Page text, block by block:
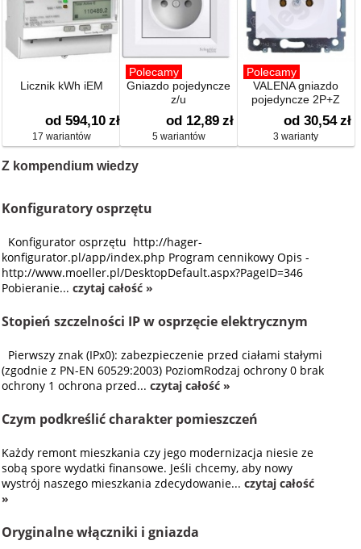
Licznik kWh iEM
od 594,10 zł
17 wariantów
Polecamy
Gniazdo pojedyncze
z/u
od 12,89 zł
5 wariantów
Polecamy
VALENA gniazdo
pojedyncze 2P+Z
od 30,54 zł
3 warianty
Z kompendium wiedzy
Konfiguratory osprzętu
Konfigurator osprzętu http://hager-
konfigurator.pl/app/index.php Program cennikowy Opis -
http://www.moeller.pl/DesktopDefault.aspx?PageID=346
Pobieranie...czytaj całość »
Stopień szczelności IP w osprzęcie elektrycznym
Pierwszy znak (IPx0): zabezpieczenie przed ciałami stałymi
(zgodnie z PN-EN 60529:2003) PoziomRodzaj ochrony 0 brak
ochrony 1 ochrona przed...czytaj całość »
Czym podkreślić charakter pomieszczeń
Każdy remont mieszkania czy jego modernizacja niesie ze
sobą spore wydatki finansowe. Jeśli chcemy, aby nowy
wystrój naszego mieszkania zdecydowanie...czytaj całość
»
Oryginalne włączniki i gniazda